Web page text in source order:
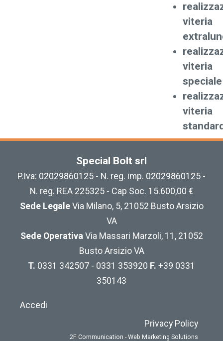
viteria
viteria
speciale
viteria
Special Bolt srl
P.Iva: 02029860125 - N. reg. imp. 02029860125 -
N. reg. REA 225325 - Cap Soc. 15.600,00 €
Sede LegaleVia Milano, 5, 21052 Busto Arsizio
VA
Sede Operativa Via Massari Marzoli, 11, 21052
Busto Arsizio VA
T. 0331 342507 - 0331 353920 F. +39 0331
350143
Accedi
Privacy Policy
2F Communication - Web Marketing Solutions